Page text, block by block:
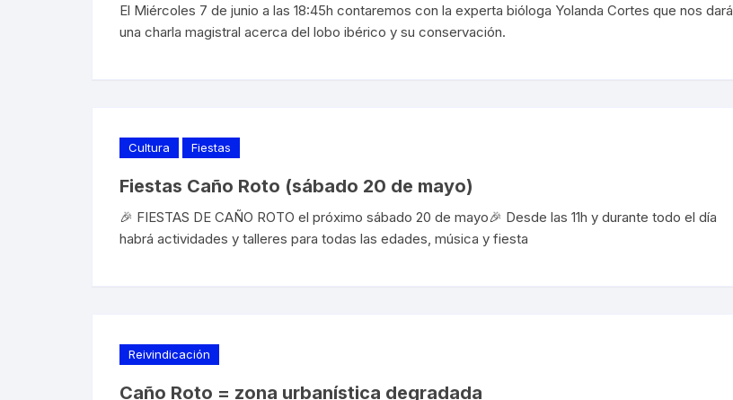
El Miércoles 7 de junio a las 18:45h contaremos con la experta bióloga Yolanda Cortes que nos dará
una charla magistral acerca del lobo ibérico y su conservación.
Cultura Fiestas
Fiestas Caño Roto (sábado 20 de mayo)
🎉 FIESTAS DE CAÑO ROTO el próximo sábado 20 de mayo🎉 Desde las 11h y durante todo el día
habrá actividades y talleres para todas las edades, música y fiesta
Reivindicación
Caño Roto = zona urbanística degradada